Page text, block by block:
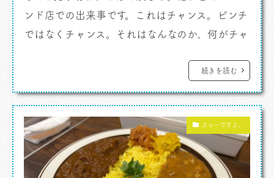
ンド店での出来事です。これはチャンス。ピンチ
ではなくチャンス。それはなんなのか、何がチャ
ヶ谷に来るとハタガヤレジェンドカレーライス
「スパイス」に行ってしまうわけですよ。という
ダーパスをくぐってたんだが気がついたら「 […]
続きを読む
カレーですよ。